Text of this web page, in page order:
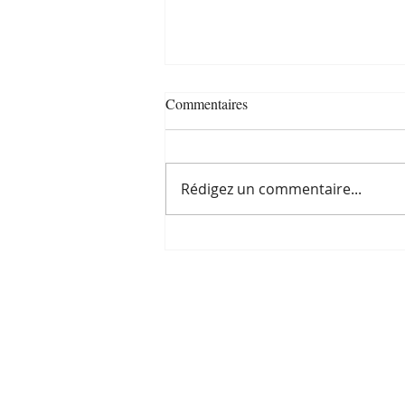
Commentaires
Rédigez un commentaire...